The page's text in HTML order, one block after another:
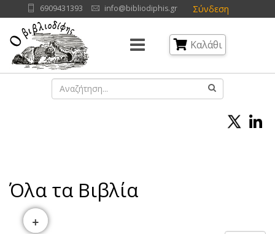
Σύνδεση
6909431393 info@bibliodiphis.gr
Καλάθι
Όλα τα Βιβλία
+